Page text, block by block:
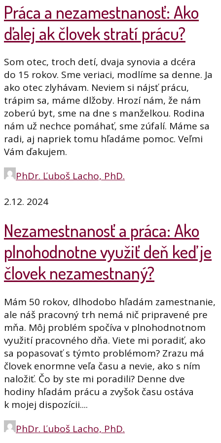
Práca a nezamestnanosť: Ako
ďalej ak človek stratí prácu?
Som otec, troch detí, dvaja synovia a dcéra
do 15 rokov. Sme veriaci, modlíme sa denne. Ja
ako otec zlyhávam. Neviem si nájsť prácu,
trápim sa, máme dlžoby. Hrozí nám, že nám
zoberú byt, sme na dne s manželkou. Rodina
nám už nechce pomáhať, sme zúfalí. Máme sa
radi, aj napriek tomu hľadáme pomoc. Veľmi
Vám ďakujem.
PhDr. Ľuboš Lacho, PhD.
2.12. 2024
Nezamestnanosť a práca: Ako
plnohodnotne využiť deň keď je
človek nezamestnaný?
Mám 50 rokov, dlhodobo hľadám zamestnanie,
ale náš pracovný trh nemá nič pripravené pre
mňa. Môj problém spočíva v plnohodnotnom
využití pracovného dňa. Viete mi poradiť, ako
sa popasovať s týmto problémom? Zrazu má
človek enormne veľa času a nevie, ako s ním
naložiť. Čo by ste mi poradili? Denne dve
hodiny hľadám prácu a zvyšok času ostáva
k mojej dispozícii....
PhDr. Ľuboš Lacho, PhD.